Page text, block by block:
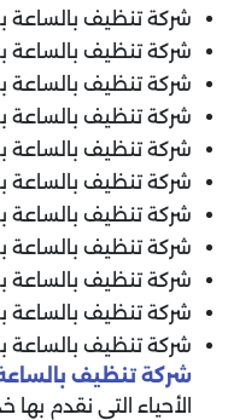
شركة تنظيف بالساعة
شركة تنظيف بالساعة
شركة تنظيف بالساعة
شركة تنظيف بالساعة
شركة تنظيف بالساعة
شركة تنظيف بالساعة
شركة تنظيف بالساعة
شركة تنظيف
شركة تنظيف بالساعة
شركة تنظيف بالساعة
شركة تنظيف بالساعة
شركة تنظيف بالساعة
الأحياء التي نقدم بها